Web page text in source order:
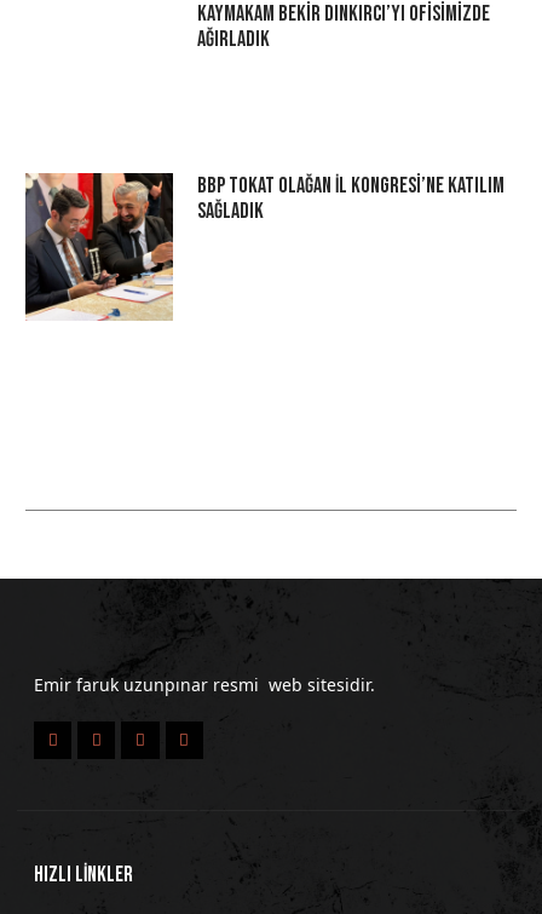
Kaymakam Bekir Dınkırcı’yı Ofisimizde
Ağırladık
BBP Tokat Olağan İl Kongresi’ne Katılım
Sağladık
Emir faruk uzunpınar resmi web sitesidir.
HIZLI LİNKLER